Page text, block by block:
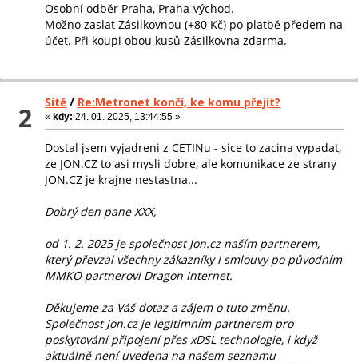
Osobní odběr Praha, Praha-východ.
Možno zaslat Zásilkovnou (+80 Kč) po platbě předem na
účet. Při koupi obou kusů Zásilkovna zdarma.
2 Sítě / Re:Metronet končí, ke komu přejít?
« kdy: 24. 01. 2025, 13:44:55 »
Dostal jsem vyjadreni z CETINu - sice to zacina vypadat,
ze JON.CZ to asi mysli dobre, ale komunikace ze strany
JON.CZ je krajne nestastna...
Dobrý den pane XXX,
od 1. 2. 2025 je společnost Jon.cz naším partnerem,
který převzal všechny zákazníky i smlouvy po původním
MMKO partnerovi Dragon Internet.
Děkujeme za Váš dotaz a zájem o tuto změnu.
Společnost Jon.cz je legitimním partnerem pro
poskytování připojení přes xDSL technologie, i když
aktuálně není uvedena na našem seznamu